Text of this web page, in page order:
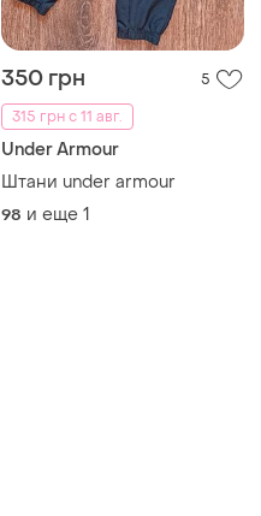
350 грн
5
315 грн с 11 авг.
Under Armour
Штани under armour
98 и еще 1